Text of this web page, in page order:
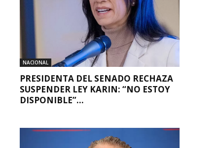
NACIONAL
PRESIDENTA DEL SENADO RECHAZA
SUSPENDER LEY KARIN: “NO ESTOY
DISPONIBLE”...